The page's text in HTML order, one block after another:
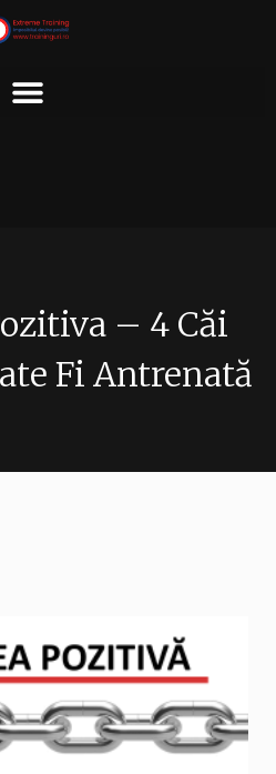
– 4 Căi
Fi Antrenată